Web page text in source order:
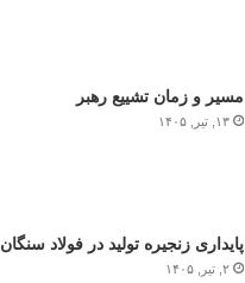
مسیر و زمان تشییع رهبر
۱۳, تیر, ۱۴۰۵
پایداری زنجیره تولید در فولاد سنگان
۲, تیر, ۱۴۰۵